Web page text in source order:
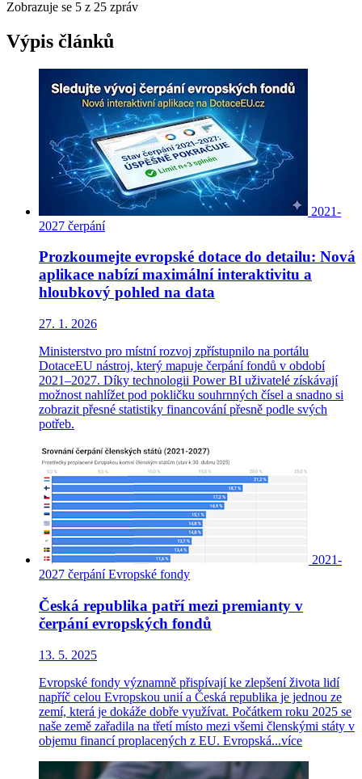
Zobrazuje se 5 z 25 zpráv
Výpis článků
2021-
2027 čerpání
Prozkoumejte evropské dotace do detailu: Nová
aplikace nabízí maximální interaktivitu a
hloubkový pohled na data
27. 1. 2026
Ministerstvo pro místní rozvoj zpřístupnilo na portálu
DotaceEU nástroj, který mapuje čerpání fondů v období
2021–2027. Díky technologii Power BI uživatelé získávají
možnost nahlížet pod pokličku souhrnných čísel a snadno si
zobrazit přesné statistiky financování přesně podle svých
potřeb.
2021-
2027 čerpání Evropské fondy
Česká republika patří mezi premianty v
čerpání evropských fondů
13. 5. 2025
Evropské fondy významně přispívají ke zlepšení života lidí
napříč celou Evropskou unií a Česká republika je jednou ze
zemí, která je dokáže dobře využívat. Počátkem roku 2025 se
naše země zařadila na třetí místo mezi všemi členskými státy v
objemu financí proplacených z EU. Evropská...více